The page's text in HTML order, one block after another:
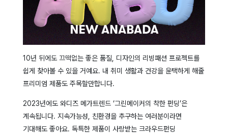
10년 뒤에도 끄떡없는 좋은 품질, 디자인의 리빙패션 프로젝트를
쉽게 찾아볼 수 있을 거예요. 내 취미 생활과 건강을 윤택하게 해줄
프리미엄 제품도 주목할만합니다.
2023년에도 와디즈 메가트렌드 ‘그린메이커의 착한 펀딩’은
계속됩니다. 지속가능성, 친환경을 추구하는 여러분이라면
기대해도 좋아요. 독특한 제품이 사랑받는 크라우드펀딩